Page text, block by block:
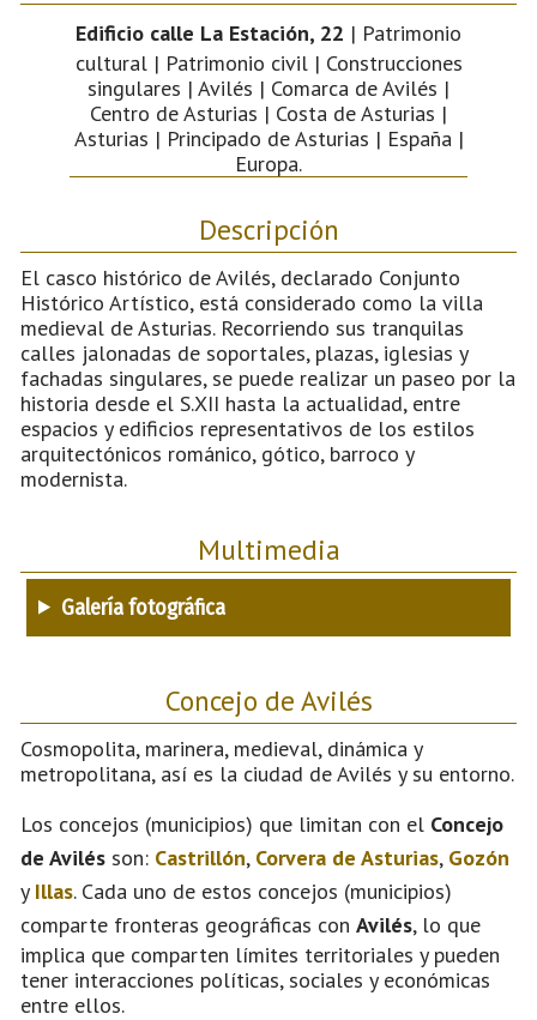
Edificio calle La Estación, 22 | Patrimonio
cultural | Patrimonio civil | Construcciones
singulares | Avilés | Comarca de Avilés |
Centro de Asturias | Costa de Asturias |
Asturias | Principado de Asturias | España |
Europa.
Descripción
El casco histórico de Avilés, declarado Conjunto
Histórico Artístico, está considerado como la villa
medieval de Asturias. Recorriendo sus tranquilas
calles jalonadas de soportales, plazas, iglesias y
fachadas singulares, se puede realizar un paseo por la
historia desde el S.XII hasta la actualidad, entre
espacios y edificios representativos de los estilos
arquitectónicos románico, gótico, barroco y
modernista.
Multimedia
Galería fotográfica
Concejo de Avilés
Cosmopolita, marinera, medieval, dinámica y
metropolitana, así es la ciudad de Avilés y su entorno.
Los concejos (municipios) que limitan con el Concejo
de Avilés son: Castrillón, Corvera de Asturias, Gozón
y Illas. Cada uno de estos concejos (municipios)
comparte fronteras geográficas con Avilés, lo que
implica que comparten límites territoriales y pueden
tener interacciones políticas, sociales y económicas
entre ellos.